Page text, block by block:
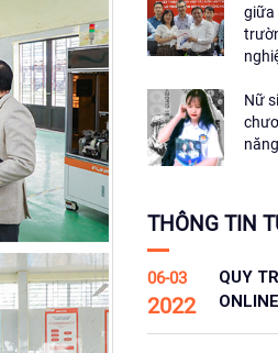
giữa
Nữ
THÔNG TIN
06-03
2022
QUY
ONLINE